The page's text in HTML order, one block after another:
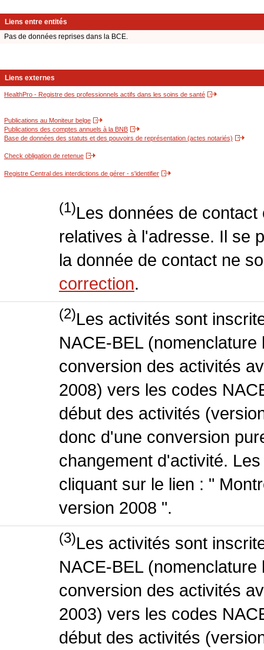
Liens entre entités
Pas de données reprises dans la BCE.
Liens externes
HealthPro - Registre des professionnels actifs dans les soins de santé
Publications au Moniteur belge
Publications des comptes annuels à la BNB
Base de données des statuts et des pouvoirs de représentation (actes notariés)
Check obligation de retenue
Registre Central des interdictions de gérer - s'identifier
(1)Les données de
relatives à l'adresse. Il se
la donnée de contact ne
correction.
(2)Les activités sont
NACE-BEL
conversion des activités
2008) vers les codes
début des activités
donc d'une conversion
changement d'activité.
cliquant sur le lien : "
version 2008 ".
(3)Les activités sont
NACE-BEL
conversion des activités
2003) vers les codes
début des activités